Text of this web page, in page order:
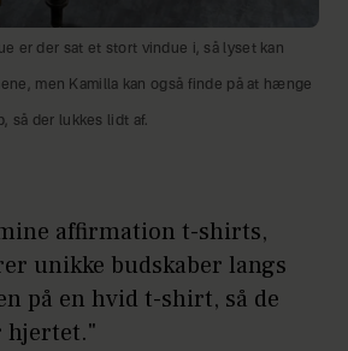
er der sat et stort vindue i, så lyset kan
men Kamilla kan også finde på at hænge
så der lukkes lidt af.
affirmation t-shirts,
unikke budskaber langs
på en hvid t-shirt, så de
hjertet."